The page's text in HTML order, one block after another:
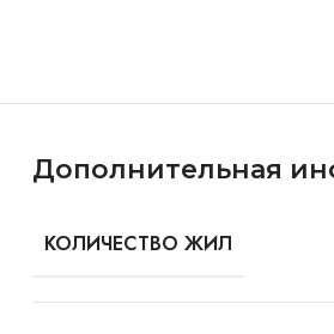
Дополнительная
КОЛИЧЕСТВО ЖИЛ